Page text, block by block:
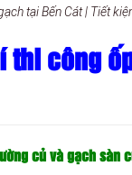
tại Bến Cát | Tiết
thi công
củ và gạch sàn